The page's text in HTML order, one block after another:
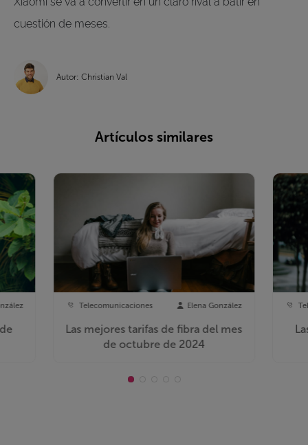
cuestión de meses.
Autor: Christian Val
Artículos similares
Telecomunicaciones Elena González
Las mejores tarifas de fibra del mes
de octubre de 2024